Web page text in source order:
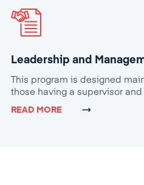
Leadership and
This program is designed
those having a supervisor
READ MORE